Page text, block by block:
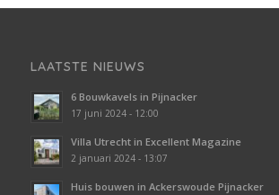
LAATSTE NIEUWS
6 Bouwkavels in Pijnacker
17 juni 2024 - 12:00
Villa Utrecht in Excellent Magazine
2 januari 2024 - 13:07
Huis bouwen in Ackerswoude Pijnacker